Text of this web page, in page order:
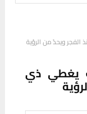
ويحدّ من الرؤية
يغطي ذي